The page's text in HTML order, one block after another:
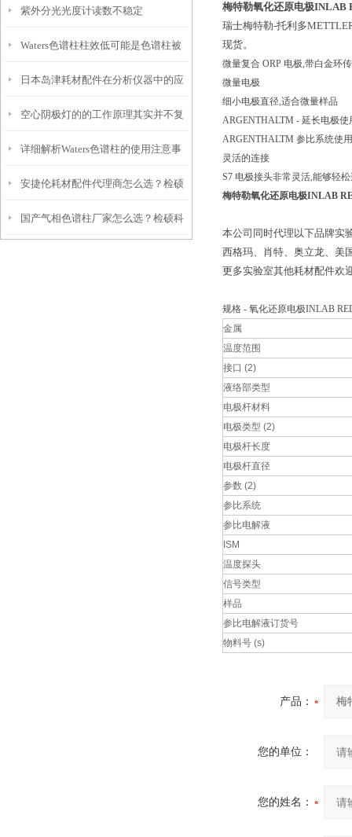
哪家好？检硕科学器材专业维修 + 配
件一站式服务
淀
紫外分光光度计读数不稳定
Waters色谱柱柱效低可能是色谱柱被
污染、过滤片部分堵塞、色谱柱内的
死体积造成
日本岛津耗材配件在分析仪器中的应
用
空心阴极灯的的工作原理其实并不复
杂，看完你就明白了
详细解析Waters色谱柱的使用注意事
项
安捷伦耗材配件代理商怎么选？检硕
科学器材高性价比 + 现货 + 维修全攻
国产气相色谱柱厂家怎么选？检硕科
梅特勒氧化还原电极INLAB
瑞士梅特勒-托利多
现货。
微量复合 ORP 电极,带白金环
微量电极
细小电极直径,适合微量样品
ARGENTHALTM - 延长电极使
ARGENTHALTM 参比系统使
灵活的连接
S7 电极接头非常灵活,能够轻
梅特勒氧化还原电极INLAB
本公司同时代理以下品牌实
西格玛、肖特、奥立龙、美
更多实验室其他耗材配件欢
规格 - 氧化还原电极INLAB
金属
温度范围
接口 (2)
液络部类型
电极杆材料
电极类型 (2)
电极杆长度
电极杆直径
参数 (2)
参比系统
参比电解液
ISM
温度探头
信号类型
样品
参比电解液订货号
物料号 (s)
产品：
您的单位：
您的姓名：